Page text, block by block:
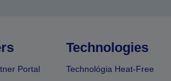
Portal
Technologies
Technológia Heat-Free